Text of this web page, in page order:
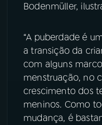
TikTok
Bodenmüller,
“A puberdade é
a transição da
com alguns
menstruação, no
crescimento dos
meninos. Como
mudança, é